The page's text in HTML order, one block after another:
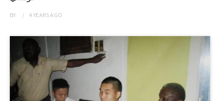
BY 4 YEARSAGO